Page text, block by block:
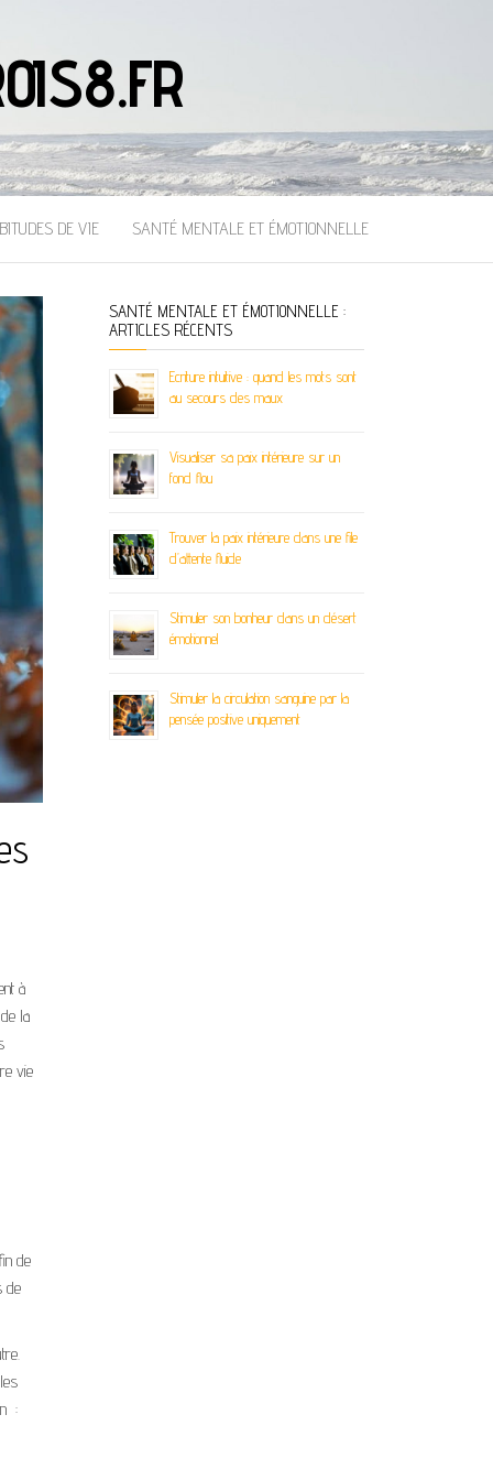
DE VIE SANTÉ MENTALE ET ÉMOTIONNELLE
à
la
vie
de
de
:
SANTÉ MENTALE ET ÉMOTIONNELLE :
ARTICLES RÉCENTS
Ecriture intuitive : quand les mots sont
au secours des maux
Visualiser sa paix intérieure sur un
fond flou
Trouver la paix intérieure dans une file
d’attente fluide
Stimuler son bonheur dans un désert
émotionnel
Stimuler la circulation sanguine par la
pensée positive uniquement